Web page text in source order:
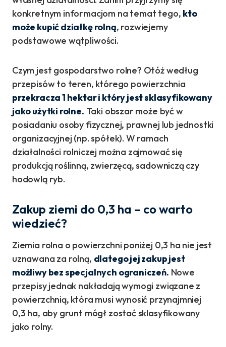
konkretnym informacjom na temat tego, kto
może kupić działkę rolną, rozwiejemy
podstawowe wątpliwości.
Czym jest gospodarstwo rolne? Otóż według
przepisów to teren, którego powierzchnia
przekracza 1 hektar i który jest sklasyfikowany
jako użytki rolne. Taki obszar może być w
posiadaniu osoby fizycznej, prawnej lub jednostki
organizacyjnej (np. spółek). W ramach
działalności rolniczej można zajmować się
produkcją roślinną, zwierzęcą, sadowniczą czy
hodowlą ryb.
Zakup ziemi do 0,3 ha – co warto
wiedzieć?
Ziemia rolna o powierzchni poniżej 0,3 ha nie jest
uznawana za rolną, dlatego jej zakup jest
możliwy bez specjalnych ograniczeń. Nowe
przepisy jednak nakładają wymogi związane z
powierzchnią, która musi wynosić przynajmniej
0,3 ha, aby grunt mógł zostać sklasyfikowany
jako rolny.